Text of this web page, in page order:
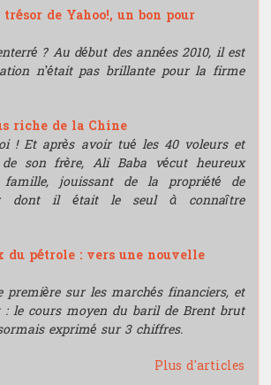
de Yahoo!, un bon pour
? Au début des années 2010, il est
n’était pas brillante pour la firme
riche de la Chine
! Et après avoir tué les 40 voleurs et
son frère, Ali Baba vécut heureux
jouissant de la propriété de
dont il était le seul à connaître
du pétrole : vers une nouvelle
première sur les marchés financiers, et
le cours moyen du baril de Brent brut
exprimé sur 3 chiffres.
Plus d'articles